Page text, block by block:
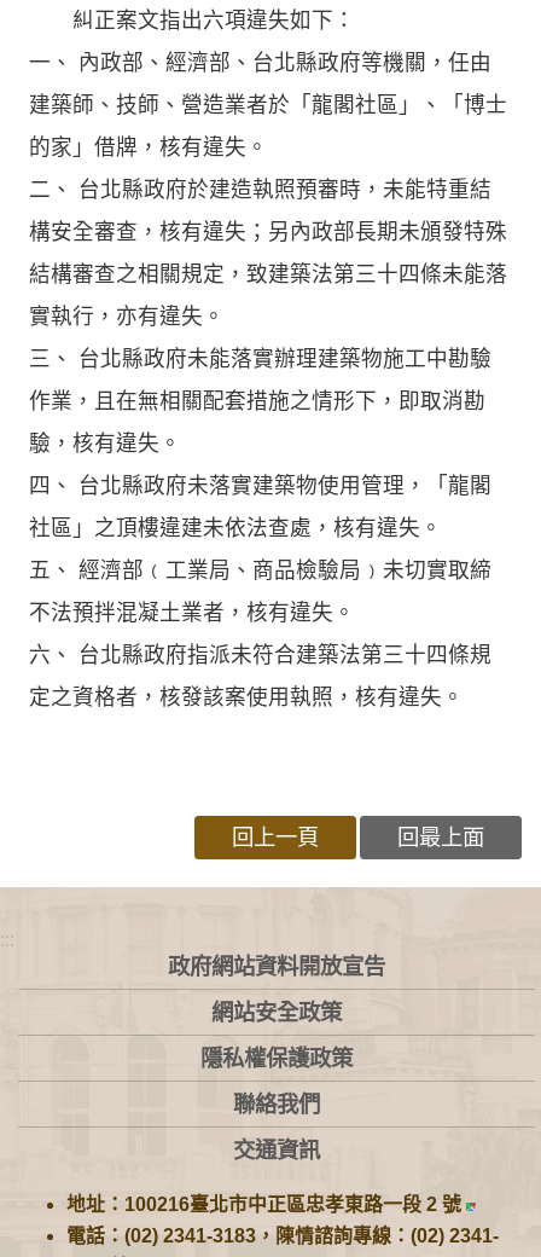
糾正案文指出六項違失如下：
一、 內政部、經濟部、台北縣政府等機關，任由
建築師、技師、營造業者於「龍閣社區」、「博士
的家」借牌，核有違失。
二、 台北縣政府於建造執照預審時，未能特重結
構安全審查，核有違失；另內政部長期未頒發特殊
結構審查之相關規定，致建築法第三十四條未能落
實執行，亦有違失。
三、 台北縣政府未能落實辦理建築物施工中勘驗
作業，且在無相關配套措施之情形下，即取消勘
驗，核有違失。
四、 台北縣政府未落實建築物使用管理，「龍閣
社區」之頂樓違建未依法查處，核有違失。
五、 經濟部﹙工業局、商品檢驗局﹚未切實取締
不法預拌混凝土業者，核有違失。
六、 台北縣政府指派未符合建築法第三十四條規
定之資格者，核發該案使用執照，核有違失。
回上一頁 回最上面
:::
政府網站資料開放宣告
網站安全政策
隱私權保護政策
聯絡我們
交通資訊
地址：100216臺北市中正區忠孝東路一段 2 號
電話：(02) 2341-3183，陳情諮詢專線：(02) 2341-